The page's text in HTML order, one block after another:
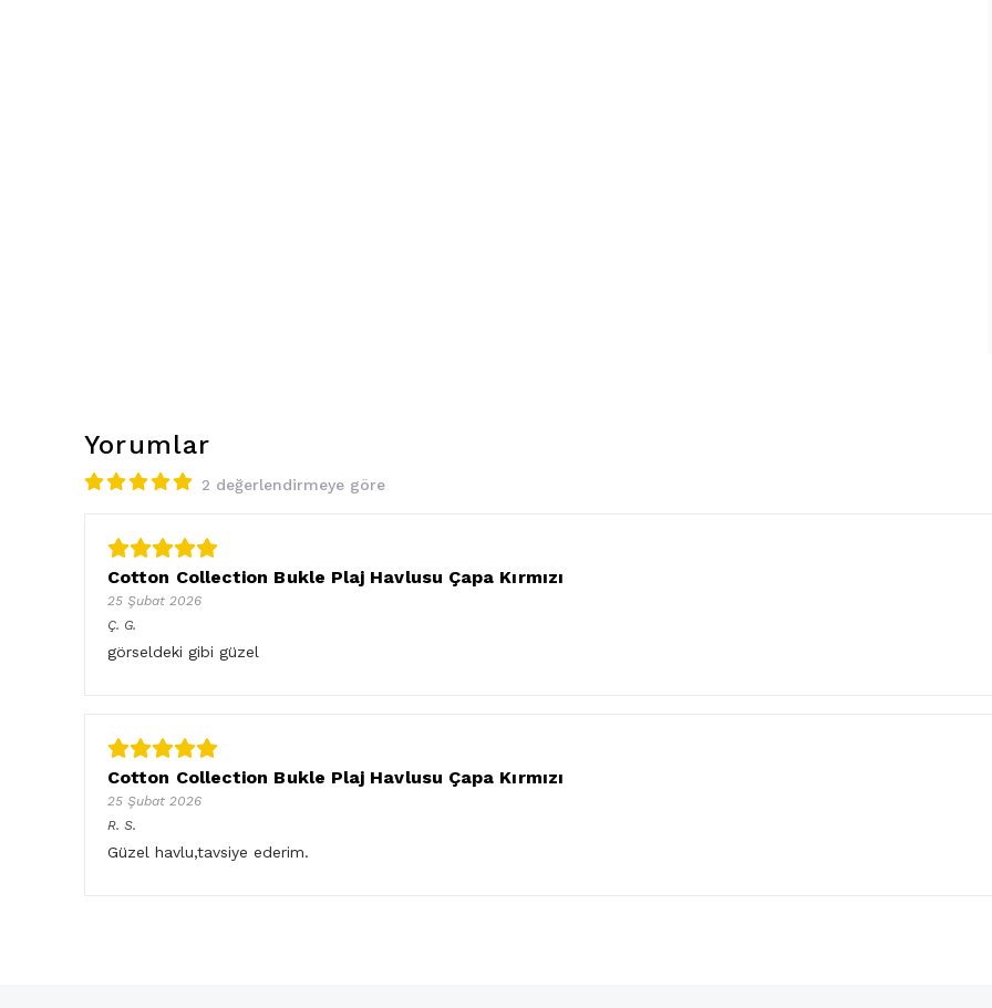
Yorumlar
2 değerlendirmeye göre
Cotton Collection Bukle Plaj Havlusu Çapa Kırmızı
25 Şubat 2026
Ç. G.
görseldeki gibi güzel
Cotton Collection Bukle Plaj Havlusu Çapa Kırmızı
25 Şubat 2026
R. S.
Güzel havlu,tavsiye ederim.